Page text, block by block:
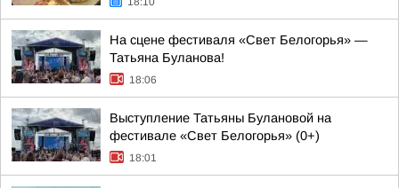
На сцене фестиваля «Свет Белогорья» —
Татьяна Буланова!
18:06
Выступление Татьяны Булановой на
фестивале «Свет Белогорья» (0+)
18:01